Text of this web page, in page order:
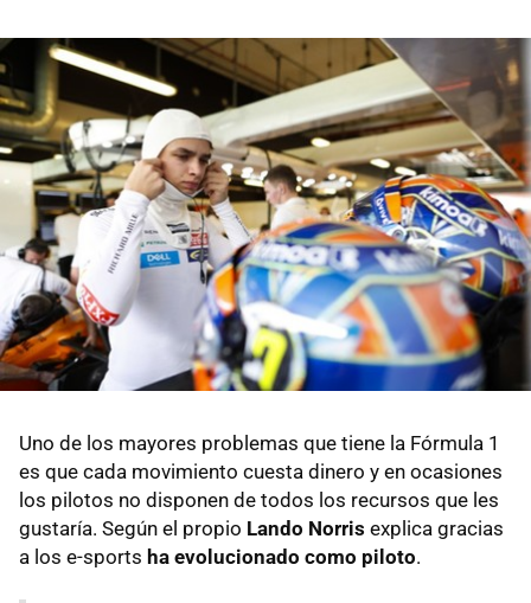
Uno de los mayores problemas que tiene la Fórmula 1
es que cada movimiento cuesta dinero y en ocasiones
los pilotos no disponen de todos los recursos que les
gustaría. Según el propio Lando Norris explica gracias
a los e-sports ha evolucionado como piloto.